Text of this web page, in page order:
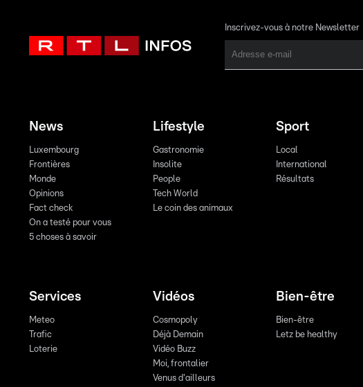
Inscrivez-vous à notre Newsletter
News
Luxembourg
Frontières
Monde
Opinions
Fact check
On a testé pour vous
5 choses à savoir
Lifestyle
Gastronomie
Insolite
People
Tech World
Le coin des animaux
Sport
Local
International
Résultats
Services
Meteo
Trafic
Loterie
Vidéos
Cosmopoly
Déjà Demain
Vidéo Buzz
Moi, frontalier
Venus d'ailleurs
Bien-être
Bien-être
Letz be healthy